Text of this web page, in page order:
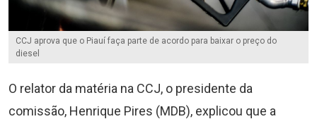
CCJ aprova que o Piauí faça parte de acordo para baixar o preço do
diesel
O relator da matéria na CCJ, o presidente da
comissão, Henrique Pires (MDB), explicou que a